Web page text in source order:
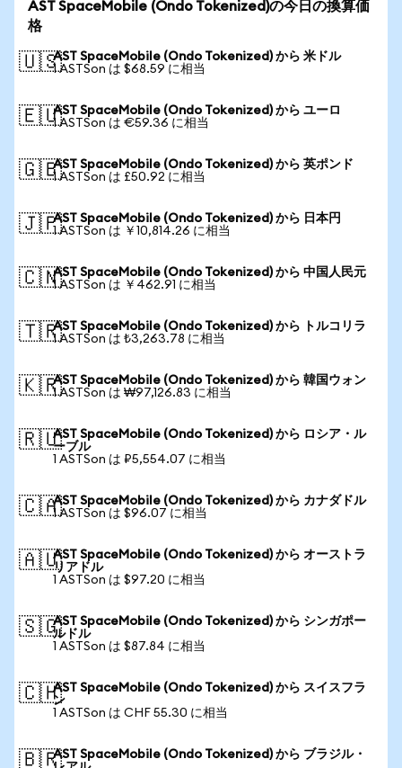
AST SpaceMobile (Ondo Tokenized)の今日の換算価
格
🇺🇸AST SpaceMobile (Ondo Tokenized) から 米ドル
1 ASTSon は $68.59 に相当
🇪🇺AST SpaceMobile (Ondo Tokenized) から ユーロ
1 ASTSon は €59.36 に相当
🇬🇧AST SpaceMobile (Ondo Tokenized) から 英ポンド
1 ASTSon は £50.92 に相当
🇯🇵AST SpaceMobile (Ondo Tokenized) から 日本円
1 ASTSon は ￥10,814.26 に相当
🇨🇳AST SpaceMobile (Ondo Tokenized) から 中国人民元
1 ASTSon は ￥462.91 に相当
🇹🇷AST SpaceMobile (Ondo Tokenized) から トルコリラ
1 ASTSon は ₺3,263.78 に相当
🇰🇷AST SpaceMobile (Ondo Tokenized) から 韓国ウォン
1 ASTSon は ₩97,126.83 に相当
🇷🇺AST SpaceMobile (Ondo Tokenized) から ロシア・ル
ーブル
1 ASTSon は ₽5,554.07 に相当
🇨🇦AST SpaceMobile (Ondo Tokenized) から カナダドル
1 ASTSon は $96.07 に相当
🇦🇺AST SpaceMobile (Ondo Tokenized) から オーストラ
リアドル
1 ASTSon は $97.20 に相当
🇸🇬AST SpaceMobile (Ondo Tokenized) から シンガポー
ルドル
1 ASTSon は $87.84 に相当
🇨🇭AST SpaceMobile (Ondo Tokenized) から スイスフラ
ン
1 ASTSon は CHF 55.30 に相当
🇧🇷AST SpaceMobile (Ondo Tokenized) から ブラジル・